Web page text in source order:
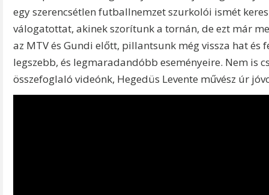
egy szerencsétlen futballnemzet szurkolói ismét
válogatottat, akinek szorítunk a tornán, de ezt már
az MTV és Gundi előtt, pillantsunk még vissza hat
legszebb, és legmaradandóbb eseményeire. Nem is
összefoglaló videónk, Hegedüs Levente művész úr